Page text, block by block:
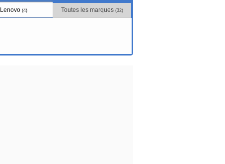
Lenovo (4) Toutes les marques (32)